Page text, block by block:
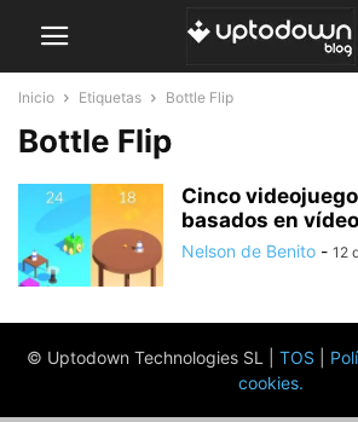
Inicio Etiquetas Bottle Flip
Bottle Flip
Cinco
basados en
Nelson de Benito - 12
© Uptodown Technologies SL | TOS
cookies.